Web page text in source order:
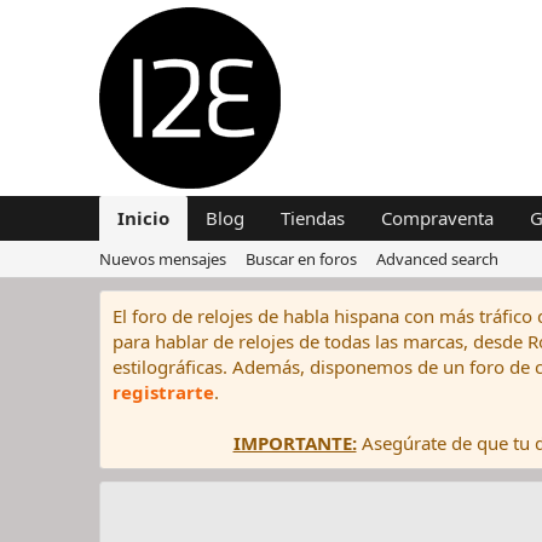
Inicio Blog Tiendas Compraventa
Nuevos mensajes Buscar en foros Advanced search
El foro de relojes de habla hispana con más
para hablar de relojes de todas las marcas, desde
estilográficas. Además, disponemos de un foro
registrarte.
IMPORTANTE:Asegúrate de que tu